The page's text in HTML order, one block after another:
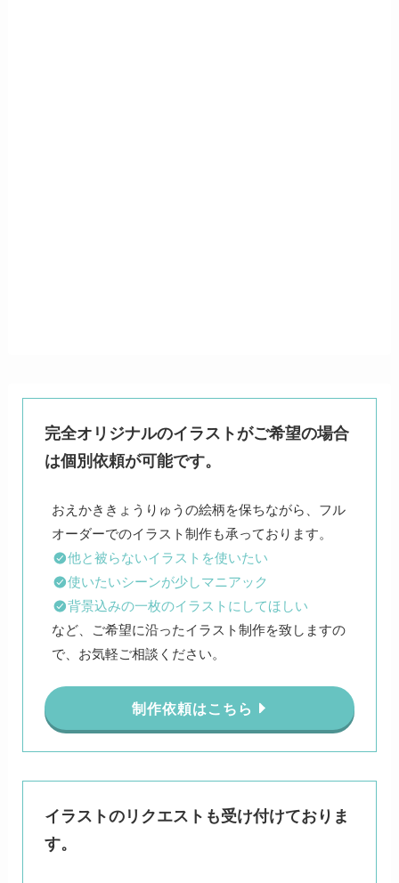
完全オリジナルのイラストがご希望の場合
は個別依頼が可能です。
おえかききょうりゅうの絵柄を保ちながら、フル
他と被らないイラストを使いたい
使いたいシーンが少しマニアック
背景込みの一枚のイラストにしてほしい
など、ご希望に沿ったイラスト制作を致しますの
で、お気軽ご相談ください。
制作依頼はこちら
イラストのリクエストも受け付けておりま
す。